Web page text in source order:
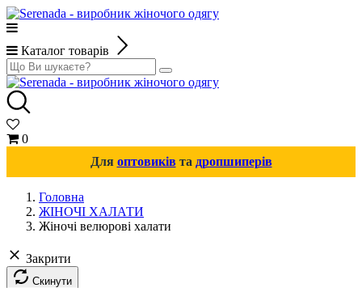
Каталог товарів
0
Для оптовиківта дропшиперів
Головна
ЖІНОЧІ ХАЛАТИ
Жіночі велюрові халати
Закрити
Скинути